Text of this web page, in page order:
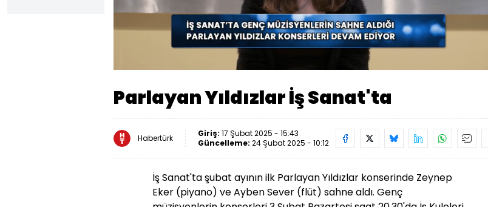
Yüklendi:
57.37%
Parlayan Yıldızlar İş Sanat'ta
Habertürk Giriş: 17 Şubat 2025 - 15:43
Güncelleme: 24 Şubat 2025 - 10:12
İş Sanat'ta şubat ayının ilk Parlayan Yıldızlar konserinde Zeynep
Eker (piyano) ve Ayben Sever (flüt) sahne aldı. Genç